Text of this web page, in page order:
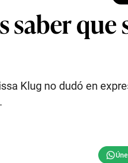
que
Klug no dudó en